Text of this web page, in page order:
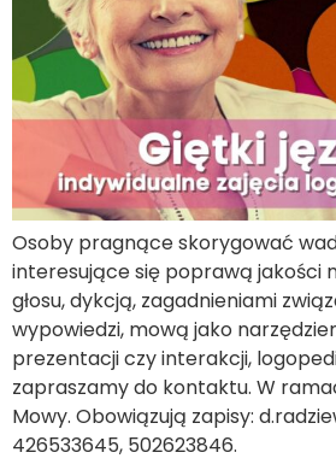
Osoby pragnące skorygować
interesujące się poprawą jakości
głosu, dykcją, zagadnieniami
wypowiedzi, mową jako
prezentacji czy interakcji,
zapraszamy do kontaktu. W
Mowy. Obowiązują zapisy:
426533645, 502623846.